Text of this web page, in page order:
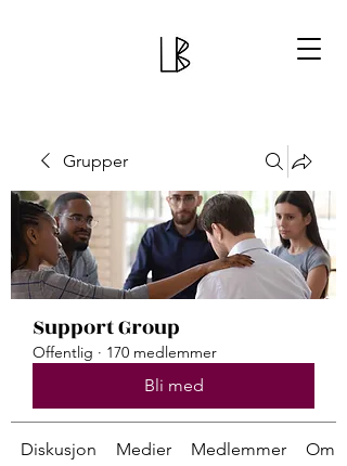
Grupper
Support Group
Offentlig · 170 medlemmer
Bli med
Diskusjon Medier Medlemmer Om